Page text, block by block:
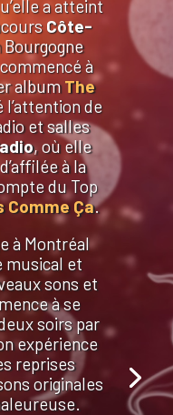
a atteint
Côte-
à
albumThe
l’attention de
et salles
, où elle
à la
du Top
Comme Ça.
à Montréal
musical et
sons et
à se
soirs par
expérience
reprises
originales